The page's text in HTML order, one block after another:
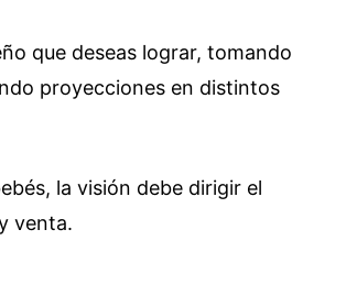
que deseas lograr, tomando
proyecciones en distintos
la visión debe dirigir el
venta.